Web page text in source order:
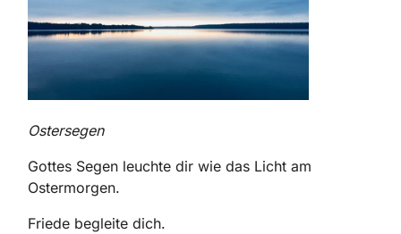
Ostersegen
Gottes Segen leuchte dir wie das Licht am
Ostermorgen.
Friede begleite dich.